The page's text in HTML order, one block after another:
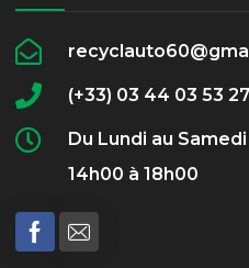
(+33) 03 44 03 53 27
Du Lundi au
14h00 à 18h00